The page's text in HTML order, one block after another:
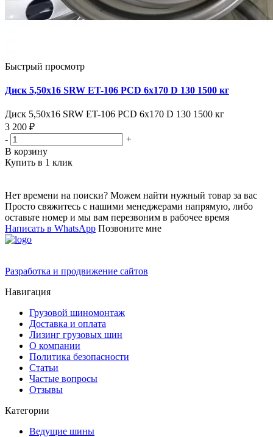
Быстрый просмотр
Диск 5,50х16 SRW ET-106 PCD 6x170 D 130 1500 кг
Диск 5,50х16 SRW ET-106 PCD 6x170 D 130 1500 кг
3 200 ₽
-
+
В корзину
Купить в 1 клик
Нет времени на поиски? Можем найти нужный товар за вас
Просто свяжитесь с нашими менеджерами напрямую, либо
оставьте номер и мы вам перезвоним в рабочее время
Написать в WhatsApp Позвоните мне
Разработка и продвижение сайтов
Навигация
Грузовой шиномонтаж
Доставка и оплата
Лизинг грузовых шин
О компании
Политика безопасности
Статьи
Частые вопросы
Отзывы
Категории
Ведущие шины